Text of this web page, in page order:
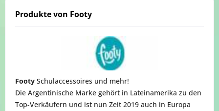
Produkte von Footy
Footy Schulaccessoires und mehr!
Die Argentinische Marke gehört in Lateinamerika zu den
Top-Verkäufern und ist nun Zeit 2019 auch in Europa